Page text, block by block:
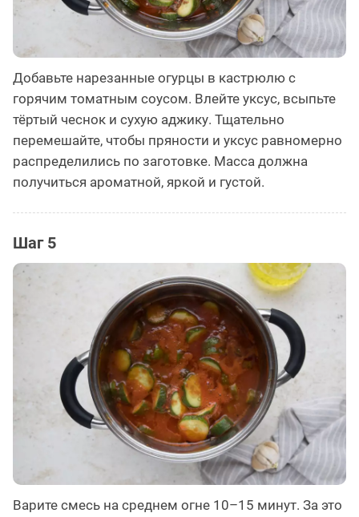
Добавьте нарезанные огурцы в кастрюлю с
горячим томатным соусом. Влейте уксус, всыпьте
тёртый чеснок и сухую аджику. Тщательно
перемешайте, чтобы пряности и уксус равномерно
распределились по заготовке. Масса должна
получиться ароматной, яркой и густой.
Шаг 5
Варите смесь на среднем огне 10–15 минут. За это